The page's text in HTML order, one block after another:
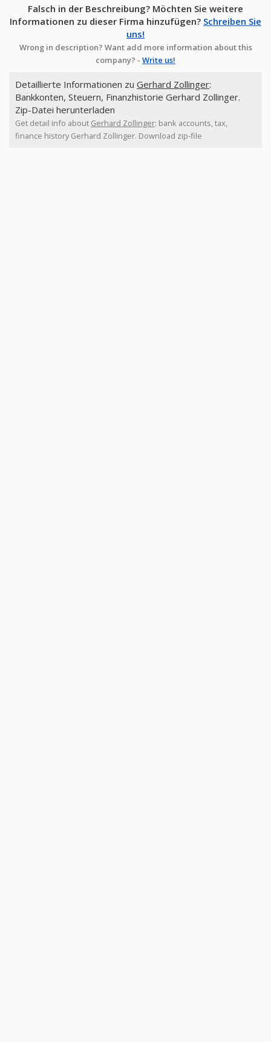
Falsch in der Beschreibung? Möchten Sie weitere
Informationen zu dieser Firma hinzufügen? Schreiben Sie
uns!
Wrong in description? Want add more information about this
company? - Write us!
Detaillierte Informationen zu Gerhard Zollinger:
Bankkonten, Steuern, Finanzhistorie Gerhard Zollinger.
Zip-Datei herunterladen
Get detail info about Gerhard Zollinger: bank accounts, tax,
finance history Gerhard Zollinger. Download zip-file